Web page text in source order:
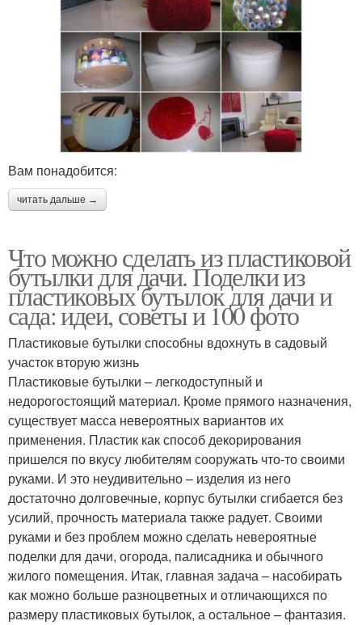
Вам понадобится:
читать дальше →
Что можно сделать из пластиковой
бутылки для дачи. Поделки из
пластиковых бутылок для дачи и
сада: идеи, советы и 100 фото
Пластиковые бутылки способны вдохнуть в садовый
участок вторую жизнь
Пластиковые бутылки – легкодоступный и
недорогостоящий материал. Кроме прямого назначения,
существует масса невероятных вариантов их
применения. Пластик как способ декорирования
пришелся по вкусу любителям сооружать что-то своими
руками. И это неудивительно – изделия из него
достаточно долговечные, корпус бутылки сгибается без
усилий, прочность материала также радует. Своими
руками и без проблем можно сделать невероятные
поделки для дачи, огорода, палисадника и обычного
жилого помещения. Итак, главная задача – насобирать
как можно больше разноцветных и отличающихся по
размеру пластиковых бутылок, а остальное – фантазия.